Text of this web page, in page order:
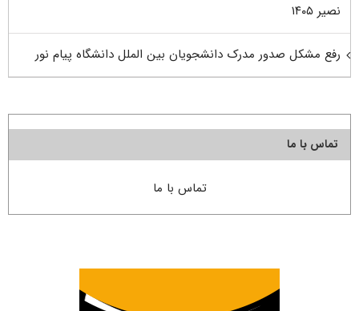
نصیر ۱۴۰۵
رفع مشکل صدور مدرک دانشجویان بین الملل دانشگاه پیام نور
تماس با ما
تماس با ما